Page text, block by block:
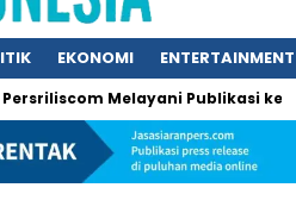
EKONOMI ENTERTAINMENT
Melayani Publikasi ke Lebih